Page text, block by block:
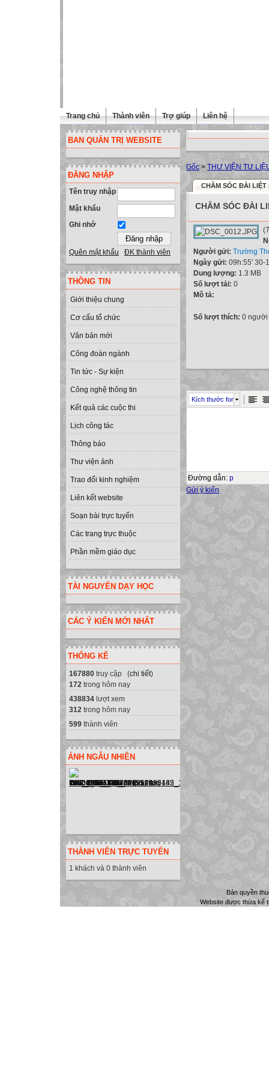
Trang chủ Thành viên Trợ giúp Liên hệ
BAN QUẢN TRỊ WEBSITE
ĐĂNG NHẬP
Tên truy nhập
Mật khẩu
Ghi nhớ
Quên mật khẩu ĐK thành viên
THÔNG TIN
Giới thiệu chung
Cơ cấu tổ chức
Văn bản mới
Công đoàn ngành
Tin tức - Sự kiện
Công nghệ thông tin
Kết quả các cuộc thi
Lịch công tác
Thông báo
Thư viện ảnh
Trao đổi kinh nghiệm
Liên kết website
Soạn bài trực tuyến
Các trang trực thuộc
Phần mềm giáo dục
TÀI NGUYÊN DẠY HỌC
CÁC Ý KIẾN MỚI NHẤT
THỐNG KÊ
167880 truy cập (chi tiết)
172 trong hôm nay
438834 lượt xem
312 trong hôm nay
599 thành viên
ẢNH NGẪU NHIÊN
THÀNH VIÊN TRỰC TUYẾN
1 khách và 0 thành viên
Gốc > THƯ VIỆN TƯ
CHĂM SÓC ĐÀI LIỆT
CHĂM SÓC ĐÀI
(
Người gửi: Trường
Ngày gửi: 09h:55' 30-
Dung lượng: 1.3 MB
Số lượt tải: 0
Mô tả:
Số lượt thích: 0 người
Kích thước font
Đường dẫn: p
Gửi ý kiến
Bản quyền
Website được thừa kế